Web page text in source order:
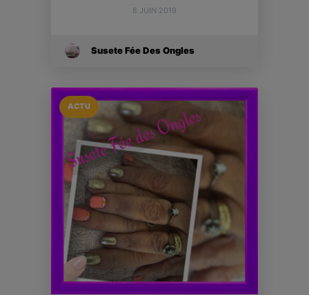
8 JUIN 2019
Susete Fée Des Ongles
ACTU